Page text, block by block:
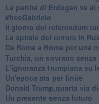
La partita di Erdogan va ai
#freeGabriele
Il giorno del referendum
La spirale del terrore in
Da Roma a Roma per una
Turchia, un sovrano senza
L'ignoranza trumpiana su
Un'epoca sta per finire
Donald Trump,quarta via
Un presente senza futuro